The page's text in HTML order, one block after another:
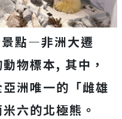
點—非洲大遷
物標本, 其中，
洲唯一的「雌雄
六的北極熊。